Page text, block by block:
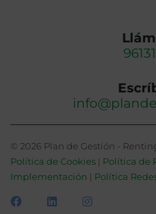
© 2026 Plan de Gestión -
Política de Cookies
Política de
Implementación
Política